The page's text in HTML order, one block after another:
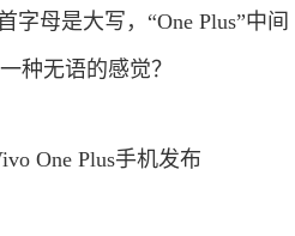
字母是大写，“One Plus”中间
种无语的感觉？